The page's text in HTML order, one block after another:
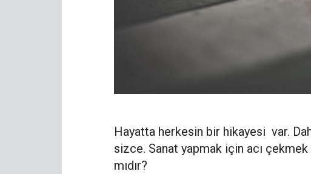
Hayatta herkesin bir hikayesi var.
sizce. Sanat yapmak için acı
mıdır?